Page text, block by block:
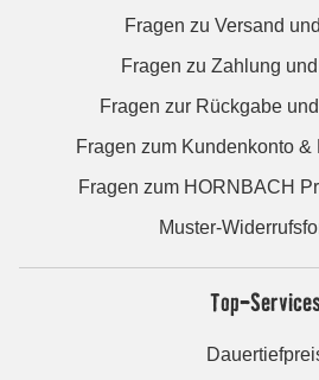
Fragen zu Versand
Fragen zu Zahlung
Fragen zur Rückgabe
Fragen zum Kundenkonto &
Fragen zum HORNBACH
Muster-
Top-